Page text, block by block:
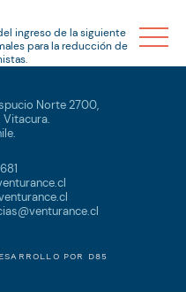
ingreso de la siguiente
para la reducción de
Norte 2700,
Vitacura.
POR D85